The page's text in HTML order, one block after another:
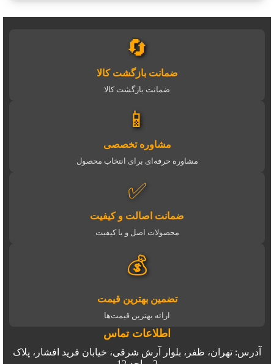
🔄
ضمانت بازگشت کالا
ضمانت بازگشت کالا
📱
مشاوره تخصصی
مشاوره حرفه‌ای برای انتخاب محصول
✅
ضمانت اصالت و کیفیت
محصولات اصل و با کیفیت
💰
تضمین بهترین قیمت
ارائه بهترین قیمت‌ها
اطلاعات تماس
آدرس: تهران، ظفر، بلوار آرش شرقی، خیابان فرید افشار، پلاک